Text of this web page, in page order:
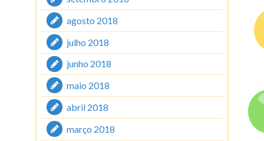
agosto 2018
julho 2018
junho 2018
maio 2018
abril 2018
março 2018